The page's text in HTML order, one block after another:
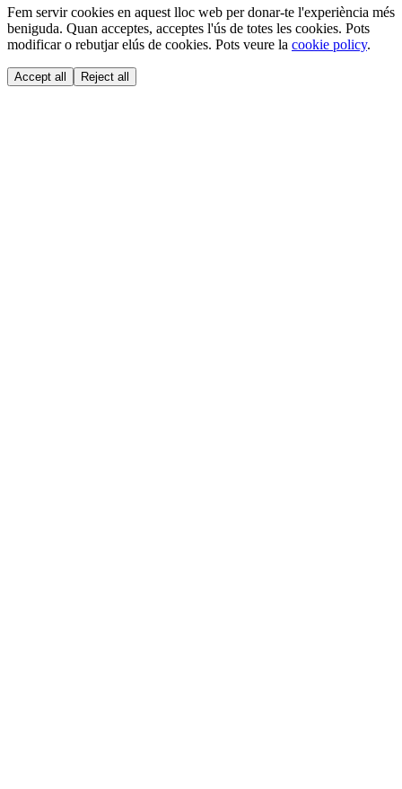
Fem servir cookies en aquest lloc web per donar-te l'experiència més
beniguda. Quan acceptes, acceptes l'ús de totes les cookies. Pots
modificar o rebutjar elús de cookies. Pots veure la cookie policy.
Accept all Reject all